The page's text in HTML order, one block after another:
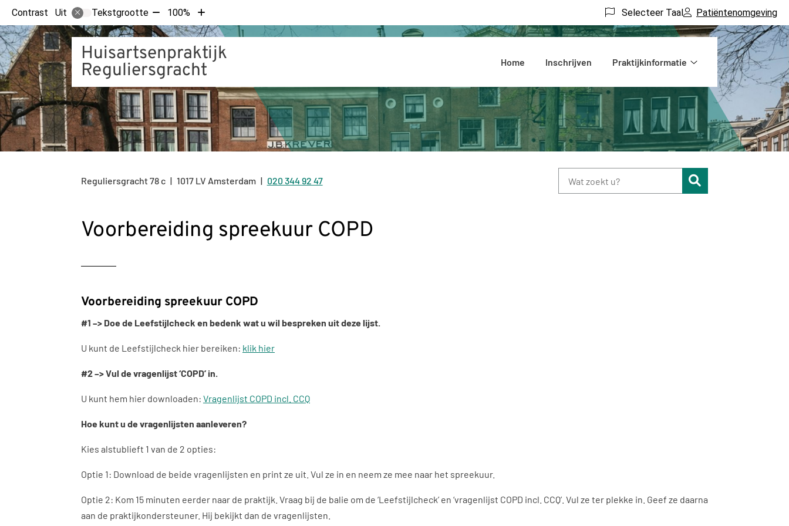
Contrast Uit Tekstgrootte Tekst
verkleinen
met
10%
100%
Tekst
vergroten
met
10%
Selecteer Taal Patiëntenomgeving
Huisartsenpraktijk
Reguliersgracht Home Inschrijven
Praktijkinformatie
Praktijkinformatie
submenu
Reguliersgracht78 c 1017 LV Amsterdam Tel:
020 344 92 47
Voorbereiding spreekuur COPD
Voorbereiding spreekuur COPD
#1 –> Doe de Leefstijlcheck en bedenk wat u wil bespreken uit deze lijst.
U kunt de Leefstijlcheck hier bereiken: klik hier
#2 –> Vul de vragenlijst ‘COPD’ in.
U kunt hem hier downloaden: Vragenlijst COPD incl. CCQ
Hoe kunt u de vragenlijsten aanleveren?
Kies alstublieft 1 van de 2 opties:
Optie 1: Download de beide vragenlijsten en print ze uit. Vul ze in en neem ze mee naar het spreekuur.
Optie 2: Kom 15 minuten eerder naar de praktijk. Vraag bij de balie om de ‘Leefstijlcheck’ en ‘vragenlijst COPD incl. CCQ’. Vul ze ter plekke in. Geef ze daarna
aan de praktijkondersteuner. Hij bekijkt dan de vragenlijsten.